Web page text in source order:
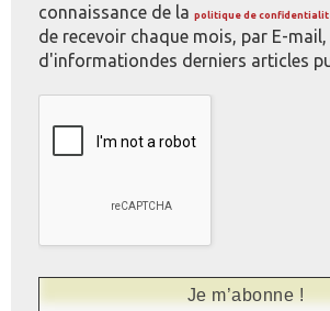
connaissance de la politique de
de recevoir chaque mois, par E-
d'informationdes derniers articles